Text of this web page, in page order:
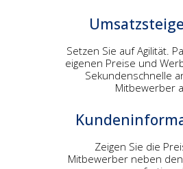
Setzen Sie auf Agilität.
eigenen Preise und
Sekundenschnelle
Mitbewerber
Zeigen Sie die
Mitbewerber neben